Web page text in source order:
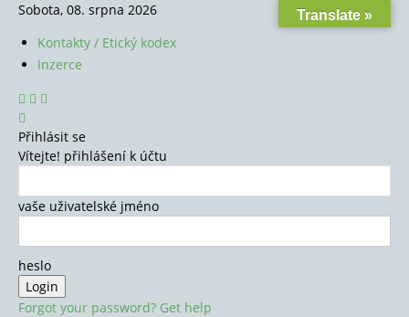
Sobota, 08. srpna 2026
Kontakty / Etický kodex
Inzerce
Přihlásit se
Vítejte! přihlášení k účtu
vaše uživatelské jméno
heslo
Forgot your password? Get help
Translate »